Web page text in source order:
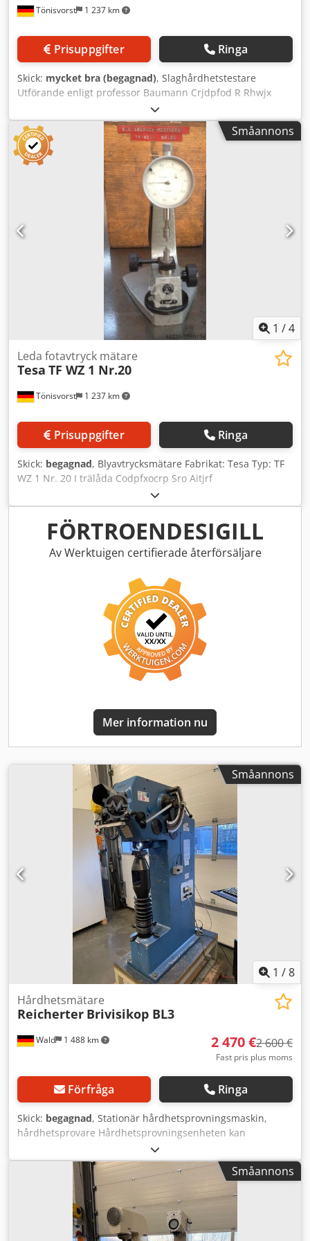
Tönisvorst 1 237 km
Prisuppgifter Ringa
Skick: mycket bra (begagnad), Slaghårdhetstestare
Utförande enligt professor Baumann Crjdpfod R Rhwjx
Aitef Typ: Nr. 523 Bruksanvisning finns Lådans mått: L. 380
x B. 220 x H. 95 mm Vikt: 5,5 kg
Småannons
1 /4
Tönisvorst 1 237 km
Leda fotavtryck mätare
Tesa TF WZ 1 Nr.20
Prisuppgifter Ringa
Skick: begagnad, Blyavtrycksmätare Fabrikat: Tesa Typ: TF
WZ 1 Nr. 20 I trälåda Codpfxocrp Sro Aitjrf
FÖRTROENDESIGILL
Av Werktuigen certifierade återförsäljare
Mer information nu
Småannons
1 /8
Wald 1 488 km
Hårdhetsmätare
Reicherter Brivisikop BL3
2 470 €2 600 €
Fast pris plus moms
Förfråga Ringa
Skick: begagnad, Stationär hårdhetsprovningsmaskin,
hårdhetsprovare Hårdhetsprovningsenheten kan
användas manuellt med mall. Enheten är kompatibel med
mjukvara, men av dataskyddsskäl har hårddisken med
programvaran tagits bort. Enheten säljs utan mjukvara.
Eftermontering av hårdhetsprovare Briviskop BL 3:
HMEWin-Compact bestående av: 3 900,00 € - PC med
integrerad pekskärm - Programvara HMEWin-Touch Bas -
Lyft med 12-polig anslutning för mätsystem - Komplett
Småannons